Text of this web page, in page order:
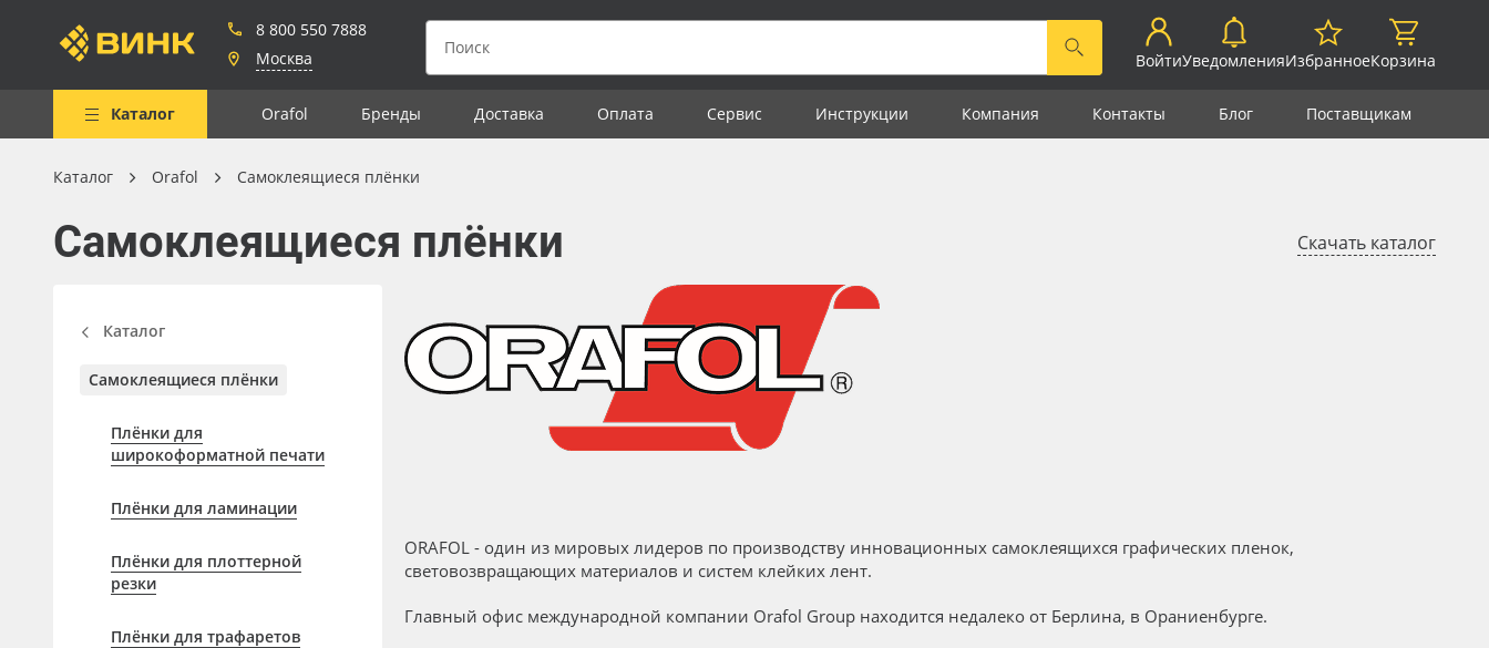
8 800 550 7888
Москва
ВойтиУведомленияИзбранноеКорзина
Каталог Orafol Бренды Доставка Оплата Сервис Инструкции Компания Контакты Блог Поставщикам
Весь каталог
Рулонные материалы
Мобильные конструкции и
POS-материалы
Профильные системы
Светотехника
Каталог Orafol Самоклеящиеся плёнки
Самоклеящиеся плёнки Скачать каталог
Каталог
Самоклеящиеся плёнки
Плёнки для
широкоформатной печати
Плёнки для ламинации
Плёнки для плоттерной
резки
Плёнки для трафаретов
ORAFOL - один из мировых лидеров по производству инновационных самоклеящихся графических пленок,
световозвращающих материалов и систем клейких лент.
Главный офис международной компании Orafol Group находится недалеко от Берлина, в Ораниенбурге.